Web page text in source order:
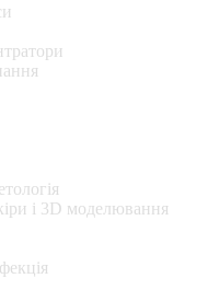
і 3D моделювання